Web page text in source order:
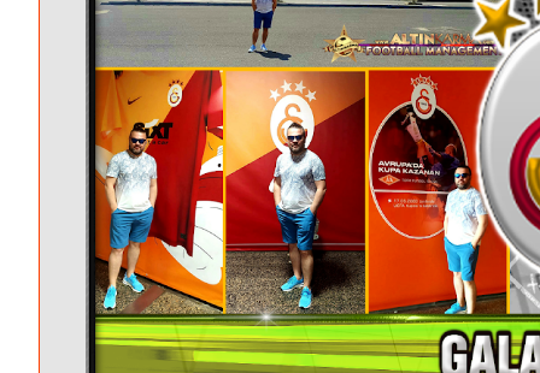
HABERLERİ